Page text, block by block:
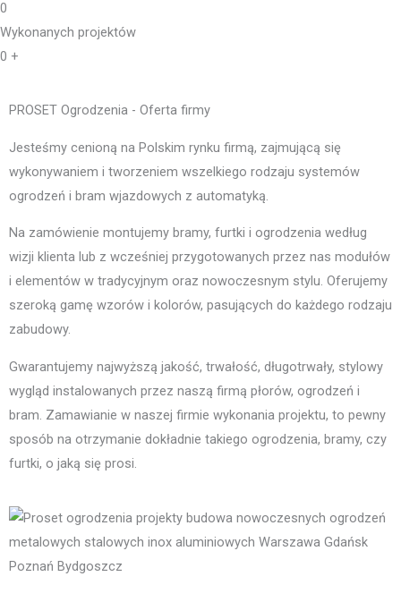
0
Wykonanych projektów
0 +
PROSET Ogrodzenia - Oferta firmy
Jesteśmy cenioną na Polskim rynku firmą, zajmującą się
wykonywaniem i tworzeniem wszelkiego rodzaju systemów
ogrodzeń i bram wjazdowych z automatyką.
Na zamówienie montujemy bramy, furtki i ogrodzenia według
wizji klienta lub z wcześniej przygotowanych przez nas modułów
i elementów w tradycyjnym oraz nowoczesnym stylu. Oferujemy
szeroką gamę wzorów i kolorów, pasujących do każdego rodzaju
zabudowy.
Gwarantujemy najwyższą jakość, trwałość, długotrwały, stylowy
wygląd instalowanych przez naszą firmą płorów, ogrodzeń i
bram. Zamawianie w naszej firmie wykonania projektu, to pewny
sposób na otrzymanie dokładnie takiego ogrodzenia, bramy, czy
furtki, o jaką się prosi.